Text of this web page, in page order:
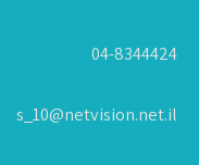
04-8344424
s_10@netvision.net.il